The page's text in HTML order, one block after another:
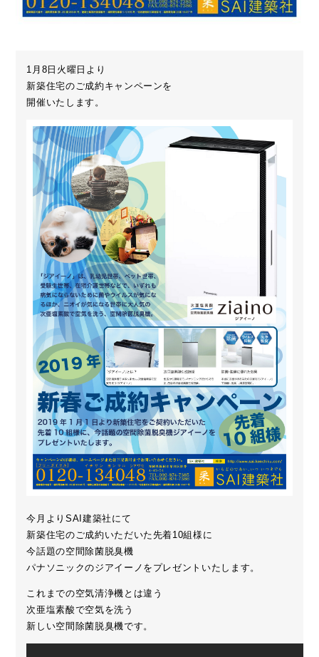
1月8日火曜日より
新築住宅のご成約キャンペーンを
開催いたします。
今月よりSAI建築社にて
新築住宅のご成約いただいた先着10組様に
今話題の空間除菌脱臭機
パナソニックのジアイーノをプレゼントいたします。
これまでの空気清浄機とは違う
次亜塩素酸で空気を洗う
新しい空間除菌脱臭機です。